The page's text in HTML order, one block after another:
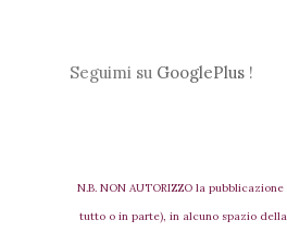
Seguimi su GooglePlus !
N.B. NON AUTORIZZO la
tutto o in parte), in alcuno spazio